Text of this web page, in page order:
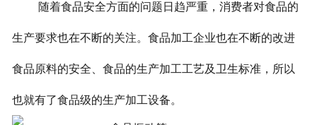
随着食品安全方面的问题日趋严重，消费者对食品的
生产要求也在不断的关注。食品加工企业也在不断的改进
食品原料的安全、食品的生产加工工艺及卫生标准，所以
也就有了食品级的生产加工设备。